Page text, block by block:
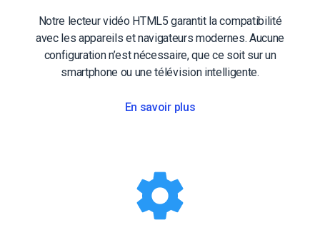
Notre lecteur vidéo HTML5 garantit la compatibilité
avec les appareils et navigateurs modernes. Aucune
configuration n’est nécessaire, que ce soit sur un
smartphone ou une télévision intelligente.
En savoir plus